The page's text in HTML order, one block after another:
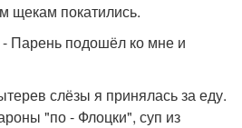
щекам покатились.
Парень подошёл ко мне и
слёзы я принялась за еду.
"по - Флоцки", суп из